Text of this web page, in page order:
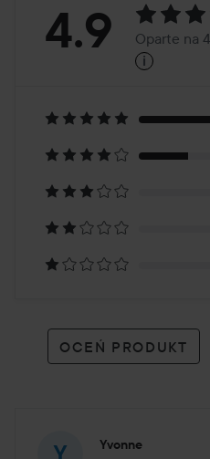
Ocena:
na
4
4.9 Oparte na
i
OCEŃ PRODUKT
Yvonne